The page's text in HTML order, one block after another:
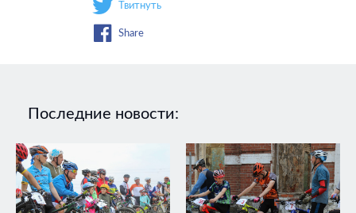
Твитнуть
Share
Последние новости: